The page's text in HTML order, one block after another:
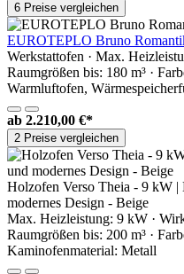
6 Preise vergleichen
EUROTEPLO Bruno
Werkstattofen · Max.
Raumgrößen bis: 180 m³ ·
Warmluftofen,
ab 2.210,00 €*
2 Preise vergleichen
Holzofen Verso Theia - 9 kW |
modernes Design - Beige
Max. Heizleistung: 9 kW ·
Raumgrößen bis: 200 m³ ·
Kaminofenmaterial: Metall